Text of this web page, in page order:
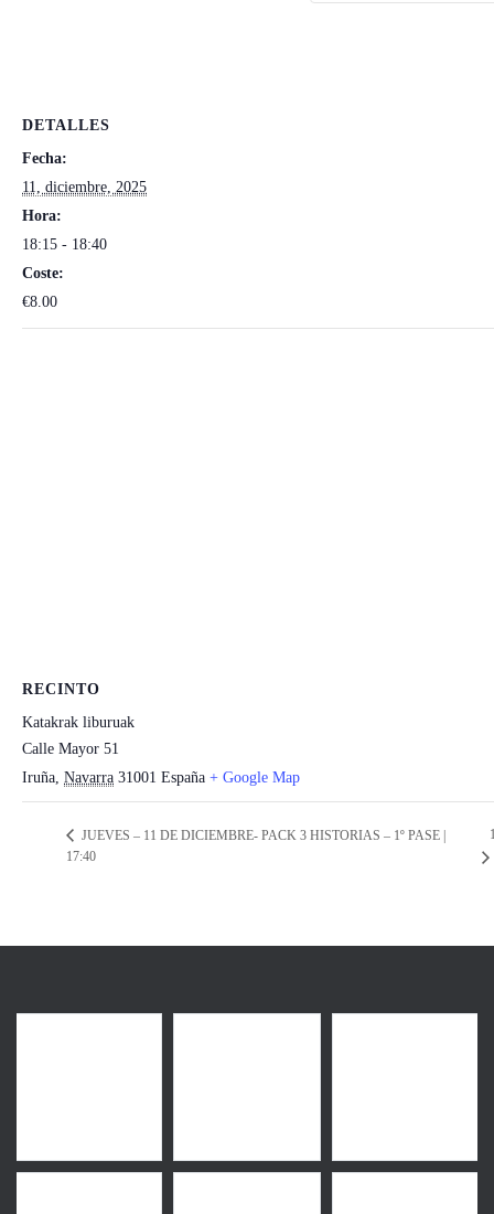
DETALLES
Fecha:
11, diciembre, 2025
Hora:
18:15 - 18:40
Coste:
€8.00
RECINTO
Katakrak liburuak
Calle Mayor 51
Iruña, Navarra 31001 España + Google Map
JUEVES – 11 DE DICIEMBRE- PACK 3 HISTORIAS – 1º PASE |
17:40